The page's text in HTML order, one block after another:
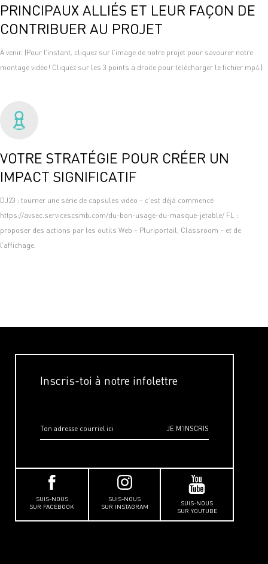
PRINCIPAUX ALLIÉS ET LEUR FAÇON DE
CONTRIBUER AU PROJET
À venir. (Pour l’instant, cliquez sur l’image de notre projet pour savourer notre
montage vidéo! Cliquez sur les 3 points à droite pour télécharger le fichier mp4.)
VOTRE STRATÉGIE POUR CRÉER UN
IMPACT SIGNIFICATIF
DJ23 : tourner une série de capsules vidéo – c’est déjà commencé
https://avsec.servicescsmb.com/du-bon-usage-du-masque-jetable/ FL :
proposer des actions par les outils Web – Pluriportail, Classroom – et de
l’affichage.
Inscris-toi à notre infolettre
SUIS-NOUS
SUR FACEBOOK
SUIS-NOUS
SUR INSTAGRAM
SUIS-NOUS
SUR YOUTUBE